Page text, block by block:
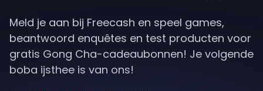
Meld je aan bij Freecash en speel games,
beantwoord enquêtes en test producten voor
gratis Gong Cha-cadeaubonnen! Je volgende
boba ijsthee is van ons!